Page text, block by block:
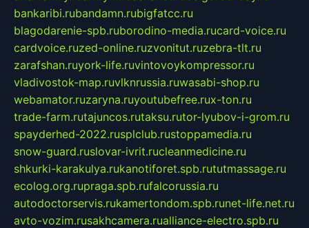
bankaribi.rubandamn.rubigfatcc.ru
blagodarenie-spb.ruborodino-media.rucard-voice.ru
cardvoice.ruzed-online.ruzvonitut.ruzebra-tlt.ru
zarafshan.ruyork-life.ruvintovoykompressor.ru
vladivostok-map.ruvlknrussia.ruwasabi-shop.ru
webamator.ruzaryna.ruyoutubefree.rux-ton.ru
trade-farm.rutajuncos.rutaksu.rutor-lyubov-i-grom.ru
spayderhed-2022.rusplclub.rustoppamedia.ru
snow-guard.ruslovar-ivrit.rucleanmedicine.ru
shkurki-karakulya.rukanotiforet.spb.rututmassage.ru
ecolog.org.rupraga.spb.rufalcorussia.ru
autodoctorservis.rukamertondom.spb.runet-life.net.ru
avto-vozim.rusakhcamera.rualliance-electro.spb.ru